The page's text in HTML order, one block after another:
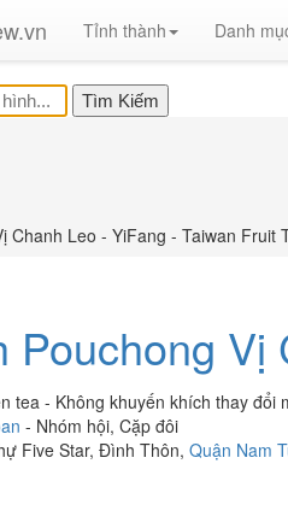
Tỉnh thành Danh
Chanh Leo - YiFang - Taiwan Fruit
Pouchong Vị
tea - Không khuyến khích thay
- Nhóm hội, Cặp đôi
Five Star, Đình Thôn, Quận Nam